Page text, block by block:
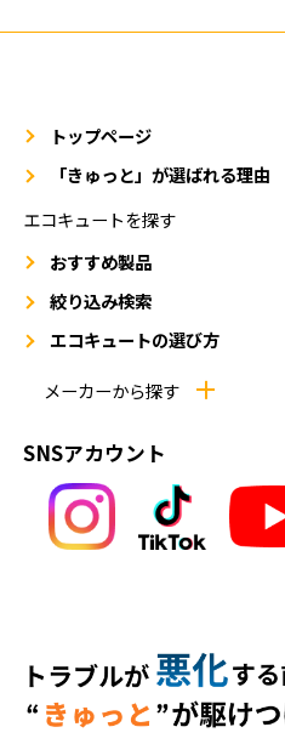
トップページ
「きゅっと」が選ばれる理由
エコキュートを探す
おすすめ製品
絞り込み検索
エコキュートの選び方
メーカーから探す
SNSアカウント